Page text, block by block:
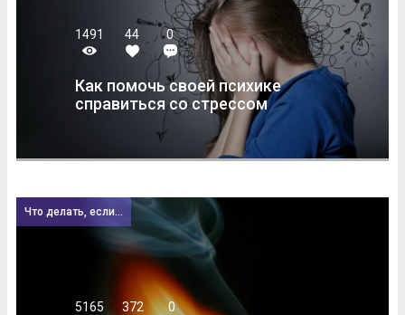
1491 44 0
Как помочь своей психике
справиться со стрессом
Что делать, если...
5165 372 0